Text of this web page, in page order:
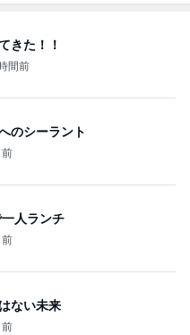
きた！！
間前
のシーラント
前
人ランチ
前
ない未来